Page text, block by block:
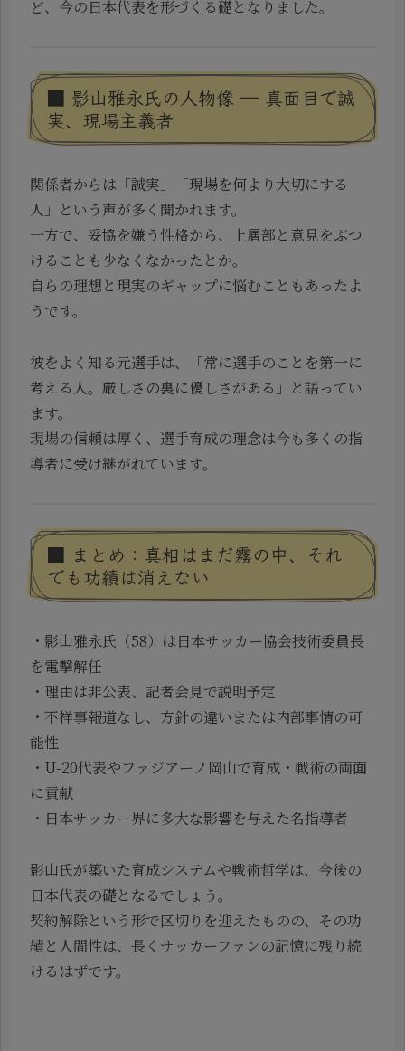
ど、今の日本代表を形づくる礎となりました。
■ 影山雅永氏の人物像 ― 真面目で誠
実、現場主義者
関係者からは「誠実」「現場を何より大切にする
人」という声が多く聞かれます。
一方で、妥協を嫌う性格から、上層部と意見をぶつ
けることも少なくなかったとか。
自らの理想と現実のギャップに悩むこともあったよ
うです。
彼をよく知る元選手は、「常に選手のことを第一に
考える人。厳しさの裏に優しさがある」と語ってい
ます。
現場の信頼は厚く、選手育成の理念は今も多くの指
導者に受け継がれています。
■ まとめ：真相はまだ霧の中、それ
でも功績は消えない
・影山雅永氏（58）は日本サッカー協会技術委員長
を電撃解任
・理由は非公表、記者会見で説明予定
・不祥事報道なし、方針の違いまたは内部事情の可
能性
・U-20代表やファジアーノ岡山で育成・戦術の両面
に貢献
・日本サッカー界に多大な影響を与えた名指導者
影山氏が築いた育成システムや戦術哲学は、今後の
日本代表の礎となるでしょう。
契約解除という形で区切りを迎えたものの、その功
績と人間性は、長くサッカーファンの記憶に残り続
けるはずです。